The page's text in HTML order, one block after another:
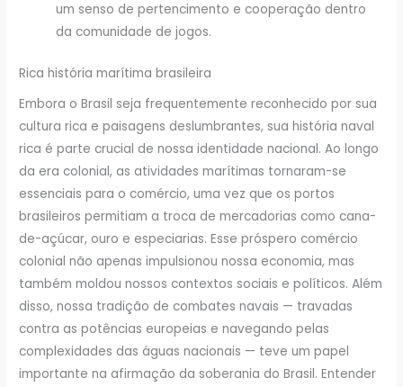
um senso de pertencimento e cooperação dentro
da comunidade de jogos.
Rica história marítima brasileira
Embora o Brasil seja frequentemente reconhecido por sua
cultura rica e paisagens deslumbrantes, sua história naval
rica é parte crucial de nossa identidade nacional. Ao longo
da era colonial, as atividades marítimas tornaram-se
essenciais para o comércio, uma vez que os portos
brasileiros permitiam a troca de mercadorias como cana-
de-açúcar, ouro e especiarias. Esse próspero comércio
colonial não apenas impulsionou nossa economia, mas
também moldou nossos contextos sociais e políticos. Além
disso, nossa tradição de combates navais — travadas
contra as potências europeias e navegando pelas
complexidades das águas nacionais — teve um papel
importante na afirmação da soberania do Brasil. Entender